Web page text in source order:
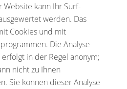
Website kann Ihr Surf-
werden. Das
Cookies und mit
Die Analyse
in der Regel anonym;
nicht zu Ihnen
Sie können dieser Analyse